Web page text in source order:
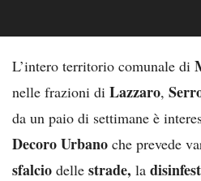
L’intero territorio comunale di
nelle frazioni di Lazzaro,
da un paio di settimane è
Decoro Urbano che prevede
sfalcio delle strade, la